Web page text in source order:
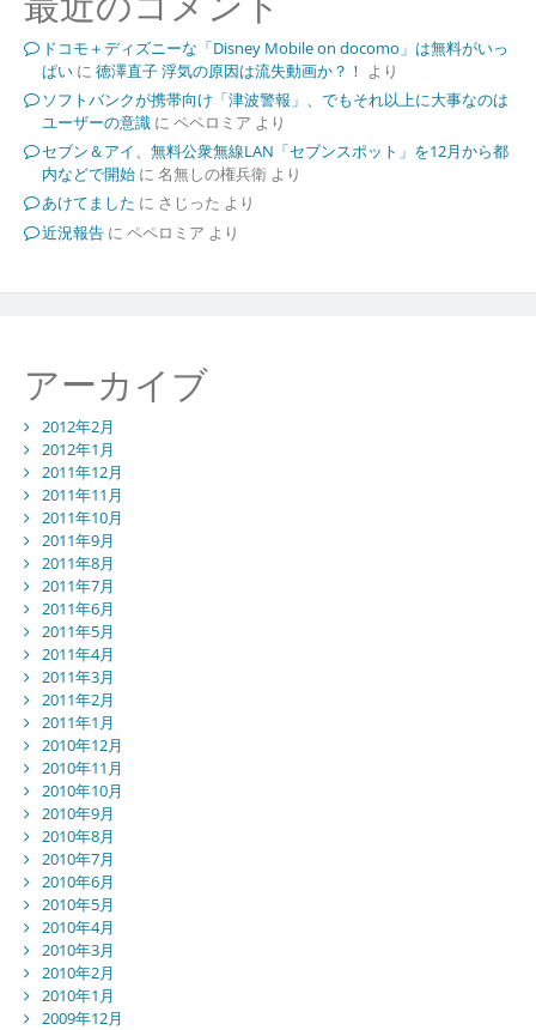
ドコモ＋ディズニーな「Disney Mobile on docomo」は無料がいっ
ぱいに 徳澤直子 浮気の原因は流失動画か？！ より
ソフトバンクが携帯向け「津波警報」、でもそれ以上に大事なのは
ユーザーの意識に ペペロミア より
セブン＆アイ、無料公衆無線LAN「セブンスポット」を12月から都
内などで開始に 名無しの権兵衛より
あけてました に さじった より
近況報告に ペペロミア より
アーカイブ
2012年2月
2012年1月
2011年12月
2011年11月
2011年10月
2011年9月
2011年8月
2011年7月
2011年6月
2011年5月
2011年4月
2011年3月
2011年2月
2011年1月
2010年12月
2010年11月
2010年10月
2010年9月
2010年8月
2010年7月
2010年6月
2010年5月
2010年4月
2010年3月
2010年2月
2010年1月
2009年12月